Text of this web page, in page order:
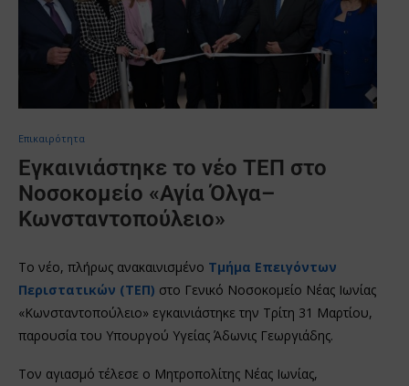
Επικαιρότητα
Εγκαινιάστηκε το νέο ΤΕΠ στο
Νοσοκομείο «Αγία Όλγα–
Κωνσταντοπούλειο»
Το νέο, πλήρως ανακαινισμένο Τμήμα Επειγόντων
Περιστατικών (ΤΕΠ) στο Γενικό Νοσοκομείο Νέας Ιωνίας
«Κωνσταντοπούλειο» εγκαινιάστηκε την Τρίτη 31 Μαρτίου,
παρουσία του Υπουργού Υγείας Άδωνις Γεωργιάδης.
Τον αγιασμό τέλεσε ο Μητροπολίτης Νέας Ιωνίας,